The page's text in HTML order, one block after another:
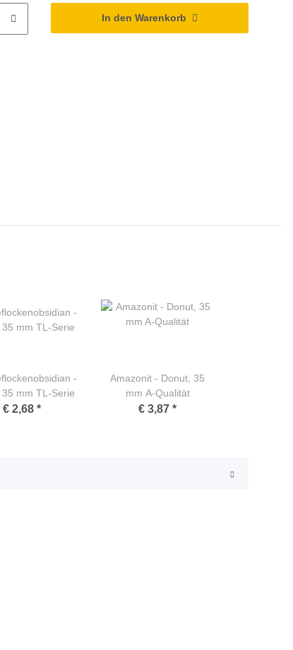
In den Warenkorb
-
35 mm TL-Serie
€ 2,68 *
Amazonit - Donut, 35
mm A-Qualität
€ 3,87 *